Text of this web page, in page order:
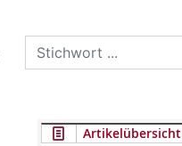
Search
for:
Artikelübersicht